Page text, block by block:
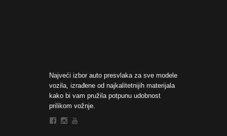
Najveći izbor auto presvlaka za sve modele
vozila, izrađene od najkalitetnijih materijala
kako bi vam pružila potpunu udobnost
prilikom vožnje.